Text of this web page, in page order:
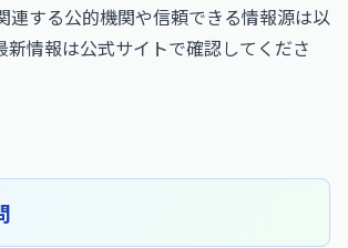
連する公的機関や信頼できる情報源は以
新情報は公式サイトで確認してくださ